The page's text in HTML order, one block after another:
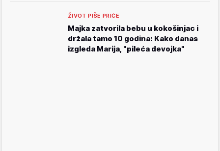
ŽIVOT PIŠE PRIČE
Majka zatvorila bebu u kokošinjac i
držala tamo 10 godina: Kako danas
izgleda Marija, "pileća devojka"